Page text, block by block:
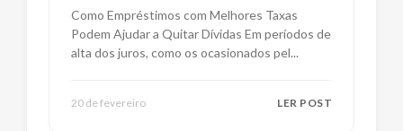
Como Empréstimos com Melhores Taxas
Podem Ajudar a Quitar Dívidas Em períodos de
alta dos juros, como os ocasionados pel...
20 de fevereiro LER POST